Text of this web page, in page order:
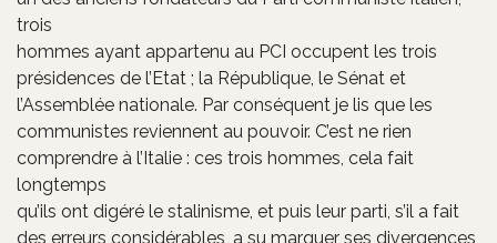
trois
hommes ayant appartenu au PCI occupent les trois
présidences de l’Etat ; la République, le Sénat et
l’Assemblée nationale. Par conséquent je lis que les
communistes reviennent au pouvoir. C’est ne rien
comprendre à l’Italie : ces trois hommes, cela fait
longtemps
qu’ils ont digéré le stalinisme, et puis leur parti, s’il a fait
des erreurs considérables, a su marquer ses divergences